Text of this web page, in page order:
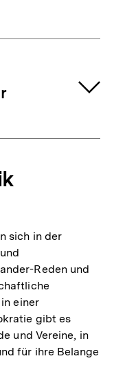
sich in der
Reden und
einer
gibt es
und Vereine, in
für ihre Belange